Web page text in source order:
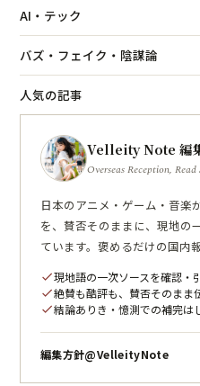
AI・テック
バズ・フェイク・陰謀論
人気の記事
Velleity Note 編
Overseas Reception,
日本のアニメ・ゲーム・音楽
を、賛否そのままに、現地の
ています。褒めるだけの国内
check現地語の一次ソースを確認・
check絶賛も酷評も、賛否そのまま
check結論ありき・憶測での補完は
編集方針@VelleityNote